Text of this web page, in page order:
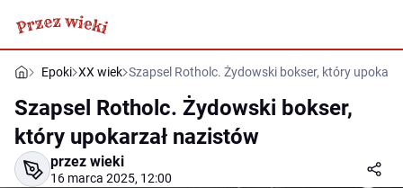
Epoki XX wiek Szapsel Rotholc. Żydowski bokser, który
Szapsel Rotholc. Żydowski bokser,
który upokarzał nazistów
przez wieki
16 marca 2025, 12:00